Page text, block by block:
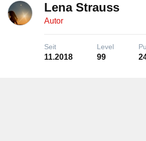
Lena Strauss
Autor
Seit
11.2018
Level
99